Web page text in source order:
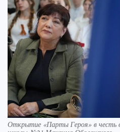
Открытие «Парты Героя» в честь